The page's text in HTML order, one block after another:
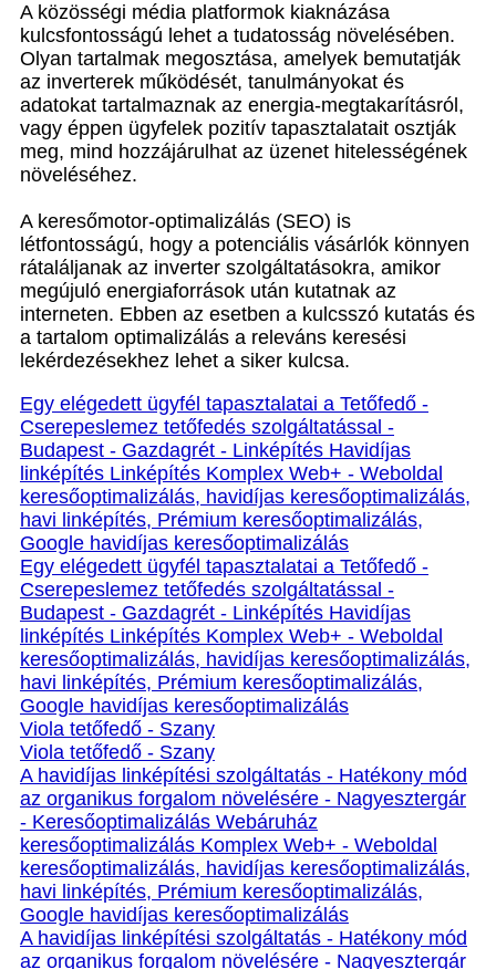
A közösségi média platformok kiaknázása
kulcsfontosságú lehet a tudatosság növelésében.
Olyan tartalmak megosztása, amelyek bemutatják
az inverterek működését, tanulmányokat és
adatokat tartalmaznak az energia-megtakarításról,
vagy éppen ügyfelek pozitív tapasztalatait osztják
meg, mind hozzájárulhat az üzenet hitelességének
növeléséhez.
A keresőmotor-optimalizálás (SEO) is
létfontosságú, hogy a potenciális vásárlók könnyen
rátaláljanak az inverter szolgáltatásokra, amikor
megújuló energiaforrások után kutatnak az
interneten. Ebben az esetben a kulcsszó kutatás és
a tartalom optimalizálás a releváns keresési
lekérdezésekhez lehet a siker kulcsa.
Egy elégedett ügyfél tapasztalatai a Tetőfedő -
Cserepeslemez tetőfedés szolgáltatással -
Budapest - Gazdagrét - Linképítés Havidíjas
linképítés Linképítés Komplex Web+ - Weboldal
keresőoptimalizálás, havidíjas keresőoptimalizálás,
havi linképítés, Prémium keresőoptimalizálás,
Google havidíjas keresőoptimalizálás
Egy elégedett ügyfél tapasztalatai a Tetőfedő -
Cserepeslemez tetőfedés szolgáltatással -
Budapest - Gazdagrét - Linképítés Havidíjas
linképítés Linképítés Komplex Web+ - Weboldal
keresőoptimalizálás, havidíjas keresőoptimalizálás,
havi linképítés, Prémium keresőoptimalizálás,
Google havidíjas keresőoptimalizálás
Viola tetőfedő - Szany
Viola tetőfedő - Szany
A havidíjas linképítési szolgáltatás - Hatékony mód
az organikus forgalom növelésére - Nagyesztergár
- Keresőoptimalizálás Webáruház
keresőoptimalizálás Komplex Web+ - Weboldal
keresőoptimalizálás, havidíjas keresőoptimalizálás,
havi linképítés, Prémium keresőoptimalizálás,
Google havidíjas keresőoptimalizálás
A havidíjas linképítési szolgáltatás - Hatékony mód
az organikus forgalom növelésére - Nagyesztergár